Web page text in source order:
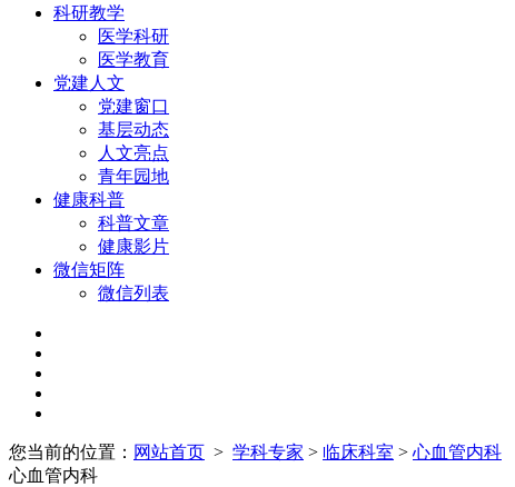
科研教学
医学科研
医学教育
党建人文
党建窗口
基层动态
人文亮点
青年园地
健康科普
科普文章
健康影片
微信矩阵
微信列表
您当前的位置： 网站首页 > 学科专家 > 临床科室 > 心血管内科
心血管内科